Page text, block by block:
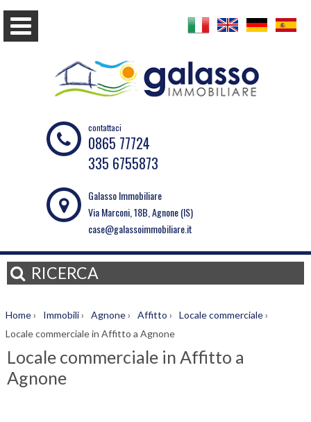
contattaci
0865 77724
335 6755873
Galasso Immobiliare
Via Marconi, 18B, Agnone (IS)
case@galassoimmobiliare.it
RICERCA
Home› Immobili› Agnone› Affitto › Locale commerciale›
Locale commerciale in Affitto a Agnone
Locale commerciale in Affitto a
Agnone